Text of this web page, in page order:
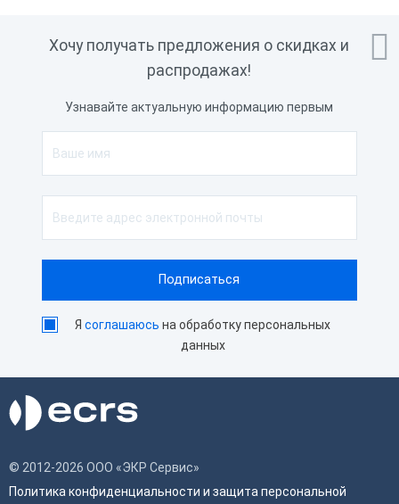

Хочу получать предложения о скидках и
распродажах!
Узнавайте актуальную информацию первым
Ясоглашаюсь на обработку персональных
данных
© 2012-2026 ООО «ЭКР Сервис»
Политика конфиденциальности и защита персональной